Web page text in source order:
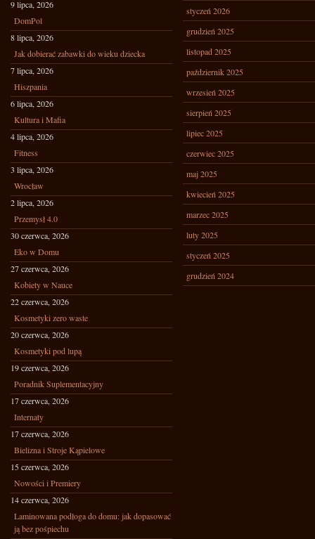
9 lipca, 2026
DomPol
8 lipca, 2026
Jak dobierać zabawki do wieku dziecka
7 lipca, 2026
Hiszpania
6 lipca, 2026
Kultura i Mafia
4 lipca, 2026
Fitness
3 lipca, 2026
Wrocław
2 lipca, 2026
Przemysł 4.0
30 czerwca, 2026
Eko w Domu
27 czerwca, 2026
Kobiety w Nauce
22 czerwca, 2026
Kosmetyki zero waste
20 czerwca, 2026
Kosmetyki pod lupą
19 czerwca, 2026
Poradnik Suplementacyjny
17 czerwca, 2026
Internaty
17 czerwca, 2026
Bielizna i Stroje Kąpielowe
15 czerwca, 2026
Nowości i Premiery
14 czerwca, 2026
Laminowana podłoga do domu: jak dopasować
ją bez pośpiechu
styczeń 2026
grudzień 2025
listopad 2025
październik 2025
wrzesień 2025
sierpień 2025
lipiec 2025
czerwiec 2025
maj 2025
kwiecień 2025
marzec 2025
luty 2025
styczeń 2025
grudzień 2024